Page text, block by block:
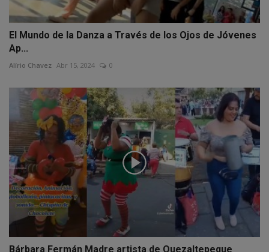
El Mundo de la Danza a Través de los Ojos de Jóvenes
Ap...
Alírio Chavez Abr 15, 2024 0
Bárbara Fermán Madre artista de Quezaltepeque